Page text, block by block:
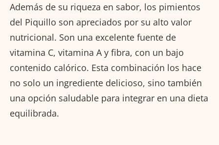
Además de su riqueza en sabor, los pimientos
del Piquillo son apreciados por su alto valor
nutricional. Son una excelente fuente de
vitamina C, vitamina A y fibra, con un bajo
contenido calórico. Esta combinación los hace
no solo un ingrediente delicioso, sino también
una opción saludable para integrar en una dieta
equilibrada.